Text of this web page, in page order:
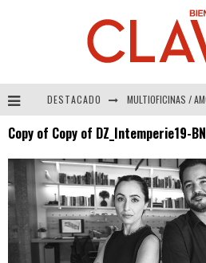
DESTACADO
Copy of Copy of DZ_Intemperie19-BN